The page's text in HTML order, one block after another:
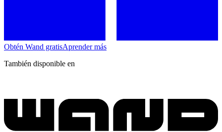
Obtén Wand gratisAprender más
También disponible en